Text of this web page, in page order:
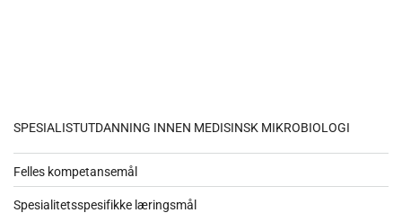
SPESIALISTUTDANNING INNEN MEDISINSK MIKROBIOLOGI
Felles kompetansemål
Spesialitetsspesifikke læringsmål